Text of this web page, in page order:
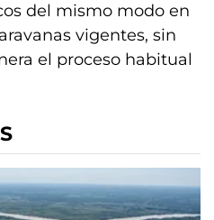
del mismo modo en
vigentes, sin
el proceso habitual